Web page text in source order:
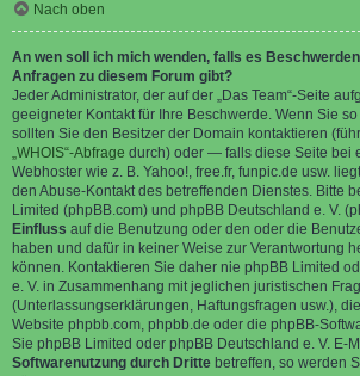
Nach oben
An wen soll ich mich wenden, falls es
Anfragen zu diesem Forum gibt?
Jeder Administrator, der auf der „Das Team“-Seite
geeigneter Kontakt für Ihre Beschwerde. Wenn Sie
sollten Sie den Besitzer der Domain kontaktieren
„WHOIS“-Abfrage durch) oder — falls diese Seite bei
Webhoster wie z. B. Yahoo!, free.fr, funpic.de usw.
den Abuse-Kontakt des betreffenden Dienstes. Bitte
Limited (phpBB.com) und phpBB Deutschland e. V.
Einfluss auf die Benutzung oder den oder die
haben und dafür in keiner Weise zur Verantwortung
können. Kontaktieren Sie daher nie phpBB Limited
e. V. in Zusammenhang mit jeglichen juristischen
(Unterlassungserklärungen, Haftungsfragen usw.), die
Website phpbb.com, phpbb.de oder die phpBB-
Sie phpBB Limited oder phpBB Deutschland e. V. E-
Softwarenutzung durch Dritte betreffen, so werden